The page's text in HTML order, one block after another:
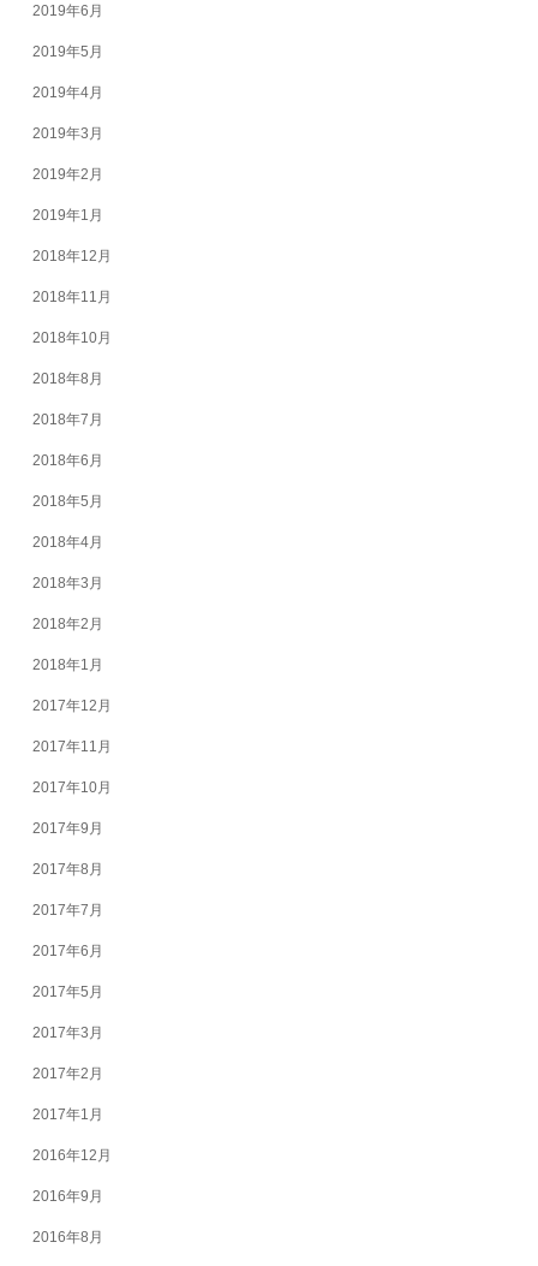
2019年6月
2019年5月
2019年4月
2019年3月
2019年2月
2019年1月
2018年12月
2018年11月
2018年10月
2018年8月
2018年7月
2018年6月
2018年5月
2018年4月
2018年3月
2018年2月
2018年1月
2017年12月
2017年11月
2017年10月
2017年9月
2017年8月
2017年7月
2017年6月
2017年5月
2017年3月
2017年2月
2017年1月
2016年12月
2016年9月
2016年8月